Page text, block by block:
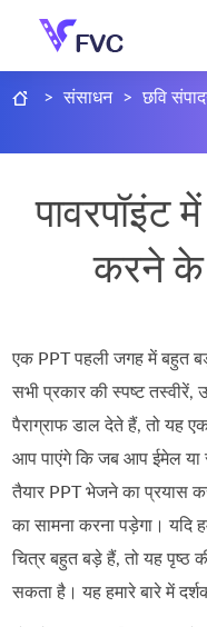
> संसाधन > छवि
पावरपॉइंट
करने के
एक PPT पहली जगह में बहुत
सभी प्रकार की स्पष्ट तस्वीरें,
पैराग्राफ डाल देते हैं, तो यह
आप पाएंगे कि जब आप ईमेल या
तैयार PPT भेजने का प्रयास
का सामना करना पड़ेगा। यदि
चित्र बहुत बड़े हैं, तो यह पृष्ठ
सकता है। यह हमारे बारे में